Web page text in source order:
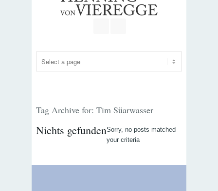
Tag Archive for: Tim Süarwasser
Nichts gefundenSorry, no posts matched
your criteria